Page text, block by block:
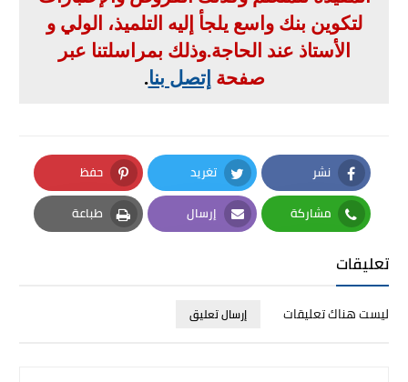
لتكوين بنك واسع يلجأ إليه التلميذ، الولي و
الأستاذ عند الحاجة.وذلك بمراسلتنا عبر
صفحة إتصل بنا.
نشر
Facebook
تغريد
Twitter
حفظ
Pinterest
مشاركة
Whatsapp
إرسال
Email
طباعة
Print
تعليقات
ليست هناك تعليقات إرسال تعليق